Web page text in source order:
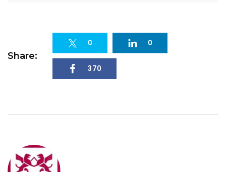
Share:
0 0
370